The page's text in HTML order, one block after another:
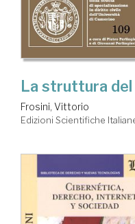
La struttura
Frosini, Vittorio
Edizioni Scientifiche